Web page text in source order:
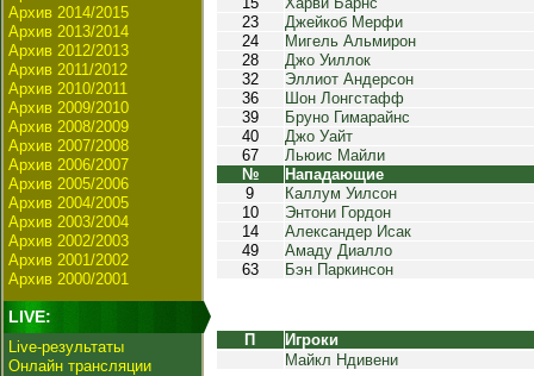
Архив 2014/2015
Архив 2013/2014
Архив 2012/2013
Архив 2011/2012
Архив 2010/2011
Архив 2009/2010
Архив 2008/2009
Архив 2007/2008
Архив 2006/2007
Архив 2005/2006
Архив 2004/2005
Архив 2003/2004
Архив 2002/2003
Архив 2001/2002
Архив 2000/2001
LIVE:
Live-результаты
Онлайн трансляции
23
Джейкоб Мерфи
24
Мигель Альмирон
28
Джо Уиллок
32
Эллиот Андерсон
36
Шон Лонгстафф
39
Бруно Гимарайнс
40
Джо Уайт
67
Льюис Майли
№
Нападающие
9
Каллум Уилсон
10
Энтони Гордон
14
Александер Исак
49
Амаду Диалло
63
Бэн Паркинсон
П
Игроки
Майкл Ндивени